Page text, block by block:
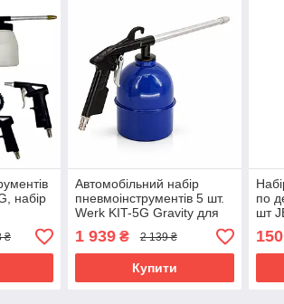
набір
₴
Автомобільний набір
пневмоінструментів 5 шт.
Werk KIT-5G Gravity для
обслуговування
автомобіля
1 939₴ 2 139 ₴
Купити
по
шт
150